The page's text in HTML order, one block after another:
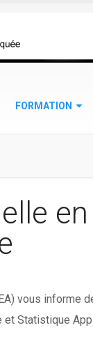
FORMATION
vous informe
Statistique